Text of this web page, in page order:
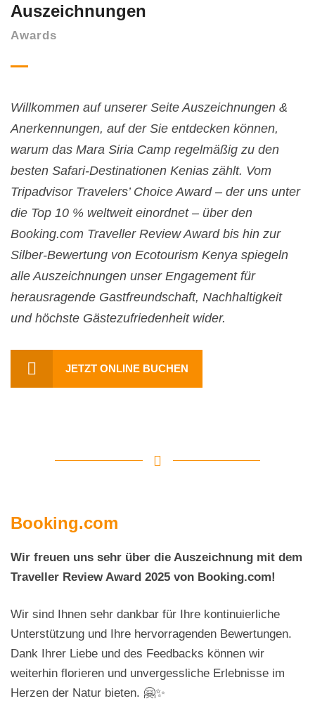
Auszeichnungen
Awards
Willkommen auf unserer Seite Auszeichnungen &
Anerkennungen, auf der Sie entdecken können,
warum das Mara Siria Camp regelmäßig zu den
besten Safari-Destinationen Kenias zählt. Vom
Tripadvisor Travelers’ Choice Award – der uns unter
die Top 10 % weltweit einordnet – über den
Booking.com Traveller Review Award bis hin zur
Silber-Bewertung von Ecotourism Kenya spiegeln
alle Auszeichnungen unser Engagement für
herausragende Gastfreundschaft, Nachhaltigkeit
und höchste Gästezufriedenheit wider.
JETZT ONLINE BUCHEN
Booking.com
Wir freuen uns sehr über die Auszeichnung mit dem
Traveller Review Award 2025 von Booking.com!
Wir sind Ihnen sehr dankbar für Ihre kontinuierliche
Unterstützung und Ihre hervorragenden Bewertungen.
Dank Ihrer Liebe und des Feedbacks können wir
weiterhin florieren und unvergessliche Erlebnisse im
Herzen der Natur bieten. 🤗✨